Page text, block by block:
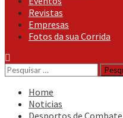
Revistas
Empresas
Fotos da sua Corrida
Pesquisar
por:
Home
Noticias
Desportos de Combate